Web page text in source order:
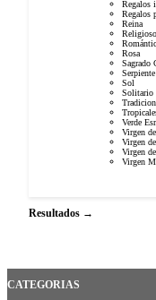
Regalos
Regalos
Reina
Rosa
Sagrado
Serpiente
Sol
Solitario
Verde
Virgen
Virgen
Virgen
Virgen
Resultados →
CATEGORIAS